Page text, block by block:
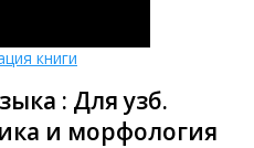
книги
: Для узб.
и морфология